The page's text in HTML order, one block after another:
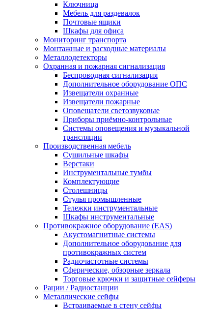
Ключница
Мебель для раздевалок
Почтовые ящики
Шкафы для офиса
Мониторинг транспорта
Монтажные и расходные материалы
Металлодетекторы
Охранная и пожарная сигнализация
Беспроводная сигнализация
Дополнительное оборудование ОПС
Извещатели охранные
Извещатели пожарные
Оповещатели светозвуковые
Приборы приёмно-контрольные
Системы оповещения и музыкальной
трансляции
Производственная мебель
Cушильные шкафы
Верстаки
Инструментальные тумбы
Комплектующие
Столешницы
Стулья промышленные
Тележки инструментальные
Шкафы инструментальные
Противокражное оборудование (EAS)
Акустомагнитные системы
Дополнительное оборудование для
противокражных систем
Радиочастотные системы
Сферические, обзорные зеркала
Торговые крючки и защитные сейферы
Рации / Радиостанции
Металлические сейфы
Встраиваемые в стену сейфы